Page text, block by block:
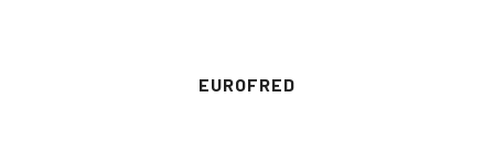
EUROFRED